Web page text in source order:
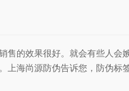
售的效果很好。就会有些人
海尚源防伪告诉您，防伪标